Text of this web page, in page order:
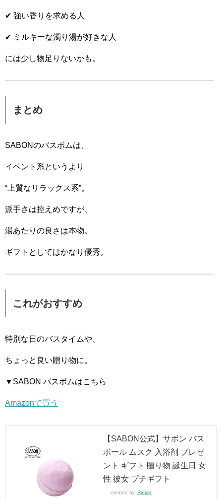
✔ 強い香りを求める人
✔ ミルキーな濁り湯が好きな人
には少し物足りないかも。
まとめ
SABONのバスボムは、
イベント系というより
“上質なリラックス系”。
派手さは控えめですが、
湯あたりの良さは本物。
ギフトとしてはかなり優秀。
これがおすすめ
特別な日のバスタイムや、
ちょっと良い贈り物に。
▼SABON バスボムはこちら
Amazonで買う
【SABON公式】サボン バス
ボール ムスク 入浴剤 プレゼ
ント ギフト 贈り物 誕生日 女
性 彼女 プチギフト
created by Rinker